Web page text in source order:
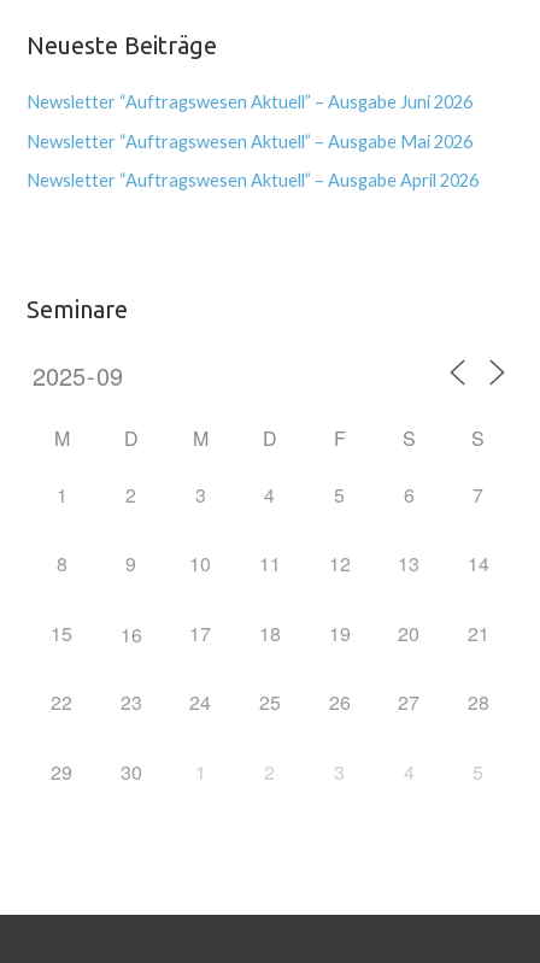
Neueste Beiträge
Newsletter “Auftragswesen Aktuell” – Ausgabe Juni 2026
Newsletter “Auftragswesen Aktuell” – Ausgabe Mai 2026
Newsletter “Auftragswesen Aktuell” – Ausgabe April 2026
Seminare
M D M D F S S
1 2 3 4 5 6 7
8 9 10 11 12 13 14
15 16 17 18 19 20 21
22 23 24 25 26 27 28
29 30 1 2 3 4 5